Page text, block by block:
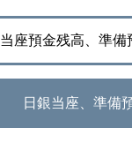
当座預金残高、準備
日銀当座、準備